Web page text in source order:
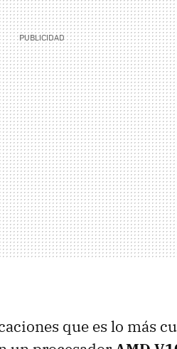
que es lo más